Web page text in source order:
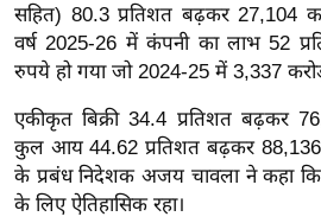
बे
मि
सा
ल
श
ख्सि
य
सहित) 80.3 प्रतिशत बढ़कर 27,104
वर्ष 2025-26 में कंपनी का लाभ 52
रुपये हो गया जो 2024-25 में 3,337
एकीकृत बिक्री 34.4 प्रतिशत बढ़कर
कुल आय 44.62 प्रतिशत बढ़कर 88,136
के प्रबंध निदेशक अजय चावला ने कहा कि
के लिए ऐतिहासिक रहा।